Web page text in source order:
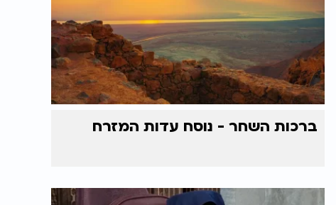
ברכות השחר - נוסח עדות המזרח